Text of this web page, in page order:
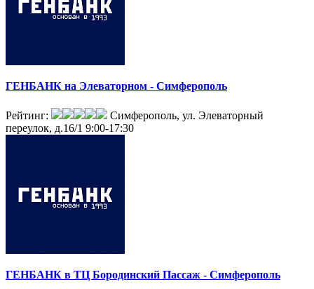
ГЕНБАНК на Элеваторном - Симферополь
Рейтинг:
Симферополь, ул. Элеваторный
переулок, д.16/1 9:00-17:30
ГЕНБАНК в ТЦ Бородинский Пассаж - Симферополь